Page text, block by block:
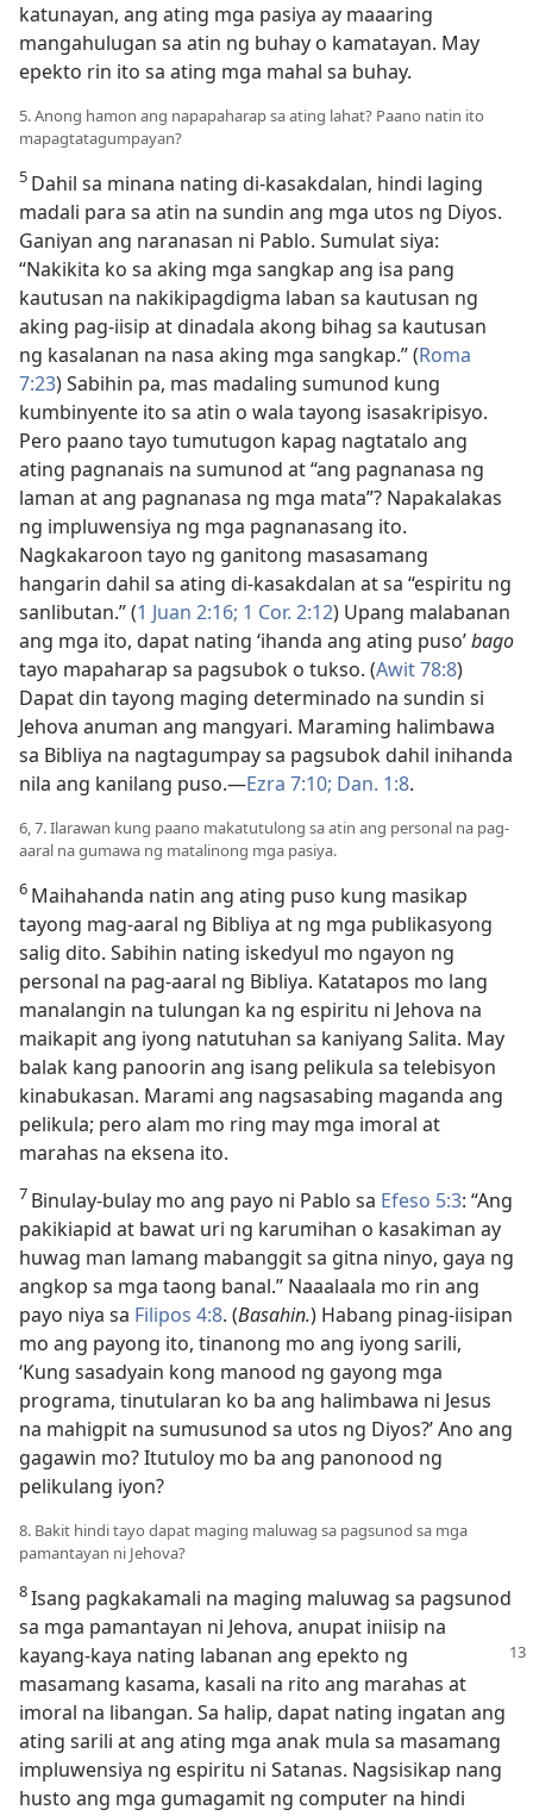
katunayan, ang ating mga pasiya ay maaaring
mangahulugan sa atin ng buhay o kamatayan. May
epekto rin ito sa ating mga mahal sa buhay.
5. Anong hamon ang napapaharap sa ating lahat? Paano natin ito
mapagtatagumpayan?
5 Dahil sa minana nating di-kasakdalan, hindi laging
madali para sa atin na sundin ang mga utos ng Diyos.
Ganiyan ang naranasan ni Pablo. Sumulat siya:
“Nakikita ko sa aking mga sangkap ang isa pang
kautusan na nakikipagdigma laban sa kautusan ng
aking pag-iisip at dinadala akong bihag sa kautusan
ng kasalanan na nasa aking mga sangkap.” (Roma
7:23) Sabihin pa, mas madaling sumunod kung
kumbinyente ito sa atin o wala tayong isasakripisyo.
Pero paano tayo tumutugon kapag nagtatalo ang
ating pagnanais na sumunod at “ang pagnanasa ng
laman at ang pagnanasa ng mga mata”? Napakalakas
ng impluwensiya ng mga pagnanasang ito.
Nagkakaroon tayo ng ganitong masasamang
hangarin dahil sa ating di-kasakdalan at sa “espiritu ng
sanlibutan.” (1 Juan 2:16; 1 Cor. 2:12) Upang malabanan
ang mga ito, dapat nating ‘ihanda ang ating puso’bago
tayo mapaharap sa pagsubok o tukso. (Awit 78:8)
Dapat din tayong maging determinado na sundin si
Jehova anuman ang mangyari. Maraming halimbawa
sa Bibliya na nagtagumpay sa pagsubok dahil inihanda
nila ang kanilang puso.​—Ezra 7:10; Dan. 1:8.
6, 7. Ilarawan kung paano makatutulong sa atin ang personal na pag-
aaral na gumawa ng matalinong mga pasiya.
6 Maihahanda natin ang ating puso kung masikap
tayong mag-aaral ng Bibliya at ng mga publikasyong
salig dito. Sabihin nating iskedyul mo ngayon ng
personal na pag-aaral ng Bibliya. Katatapos mo lang
manalangin na tulungan ka ng espiritu ni Jehova na
maikapit ang iyong natutuhan sa kaniyang Salita. May
balak kang panoorin ang isang pelikula sa telebisyon
kinabukasan. Marami ang nagsasabing maganda ang
pelikula; pero alam mo ring may mga imoral at
marahas na eksena ito.
7 Binulay-bulay mo ang payo ni Pablo sa Efeso 5:3: “Ang
pakikiapid at bawat uri ng karumihan o kasakiman ay
huwag man lamang mabanggit sa gitna ninyo, gaya ng
angkop sa mga taong banal.” Naaalaala mo rin ang
payo niya sa Filipos 4:8. (Basahin.) Habang pinag-iisipan
mo ang payong ito, tinanong mo ang iyong sarili,
‘Kung sasadyain kong manood ng gayong mga
programa, tinutularan ko ba ang halimbawa ni Jesus
na mahigpit na sumusunod sa utos ng Diyos?’ Ano ang
gagawin mo? Itutuloy mo ba ang panonood ng
pelikulang iyon?
8. Bakit hindi tayo dapat maging maluwag sa pagsunod sa mga
pamantayan ni Jehova?
8Isang pagkakamali na maging maluwag sa pagsunod
sa mga pamantayan ni Jehova, anupat iniisip na
kayang-kaya nating labanan ang epekto ng
masamang kasama, kasali na rito ang marahas at
imoral na libangan. Sa halip, dapat nating ingatan ang
ating sarili at ang ating mga anak mula sa masamang
impluwensiya ng espiritu ni Satanas. Nagsisikap nang
husto ang mga gumagamit ng computer na hindi